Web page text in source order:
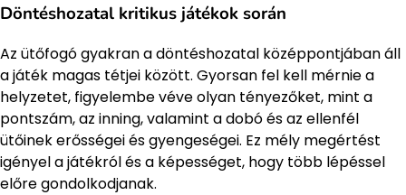
Döntéshozatal kritikus játékok során
Az ütőfogó gyakran a döntéshozatal középpontjában áll
a játék magas tétjei között. Gyorsan fel kell mérnie a
helyzetet, figyelembe véve olyan tényezőket, mint a
pontszám, az inning, valamint a dobó és az ellenfél
ütőinek erősségei és gyengeségei. Ez mély megértést
igényel a játékról és a képességet, hogy több lépéssel
előre gondolkodjanak.